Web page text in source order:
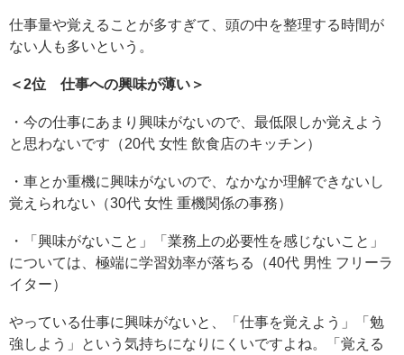
仕事量や覚えることが多すぎて、頭の中を整理する時間が
ない人も多いという。
＜2位 仕事への興味が薄い＞
・今の仕事にあまり興味がないので、最低限しか覚えよう
と思わないです（20代 女性 飲食店のキッチン）
・車とか重機に興味がないので、なかなか理解できないし
覚えられない（30代 女性 重機関係の事務）
・「興味がないこと」「業務上の必要性を感じないこと」
については、極端に学習効率が落ちる（40代 男性 フリーラ
イター）
やっている仕事に興味がないと、「仕事を覚えよう」「勉
強しよう」という気持ちになりにくいですよね。「覚える